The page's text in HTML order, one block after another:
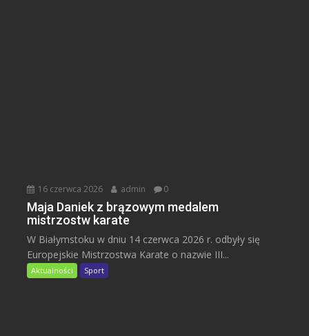
16 czerwca 2026 admin 0
Maja Daniek z brązowym medalem
mistrzostw karate
W Białymstoku w dniu 14 czerwca 2026 r. odbyły się
Europejskie Mistrzostwa Karate o nazwie III...
Aktualności Sport